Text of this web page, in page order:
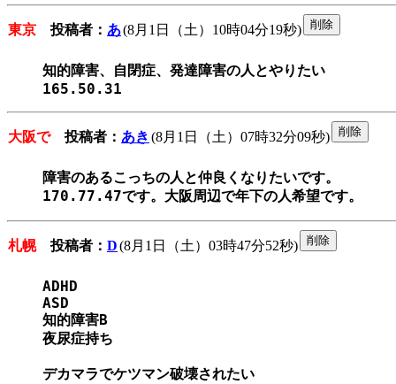
東京 投稿者： あ(8月1日（土）10時04分19秒)
知的障害、自閉症、発達障害の人とやりたい
165.50.31
大阪で 投稿者： あき (8月1日（土）07時32分09秒)
障害のあるこっちの人と仲良くなりたいです。
170.77.47です。大阪周辺で年下の人希望です。
札幌 投稿者： D(8月1日（土）03時47分52秒)
ADHD
ASD
知的障害B
夜尿症持ち
デカマラでケツマン破壊されたい